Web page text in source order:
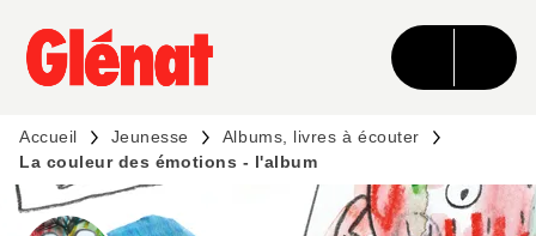
MENU RECHERCHE CONTENU
PIED DE PAGE
Accueil Jeunesse
Albums, livres à écouter
La couleur des émotions - l'album